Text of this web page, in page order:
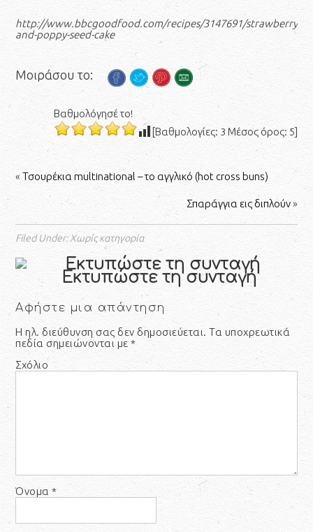
http://www.bbcgoodfood.com/recipes/3147691/strawberry-
and-poppy-seed-cake
Μοιράσου το:
Βαθμολόγησέ το!
[Βαθμολογίες: 3 Μέσος όρος: 5]
«Τσουρέκια multinational – το αγγλικό (hot cross buns)
Σπαράγγια εις διπλούν»
Filed Under: Χωρίς κατηγορία
Εκτυπώστε τη συνταγή
Αφήστε μια απάντηση
Η ηλ. διεύθυνση σας δεν δημοσιεύεται. Τα υποχρεωτικά
πεδία σημειώνονται με*
Σχόλιο
Όνομα*